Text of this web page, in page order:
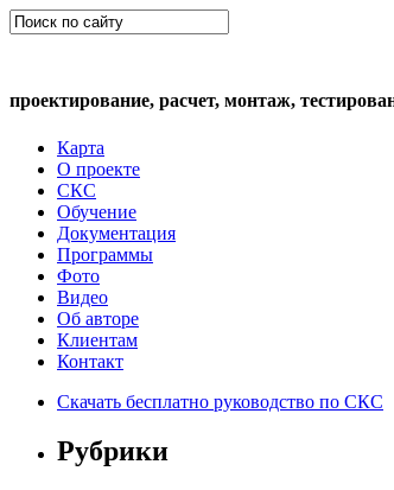
проектирование, расчет, монтаж,
Карта
О проекте
СКС
Обучение
Документация
Программы
Фото
Видео
Об авторе
Клиентам
Контакт
Скачать бесплатно руководство по СКС
Рубрики